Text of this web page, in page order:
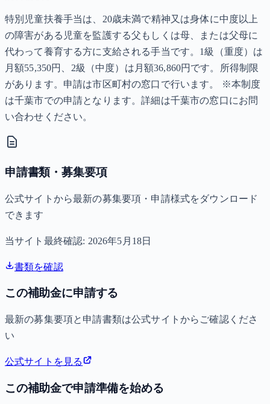
特別児童扶養手当は、20歳未満で精神又は身体に中度以上
の障害がある児童を監護する父もしくは母、または父母に
代わって養育する方に支給される手当です。1級（重度）は
月額55,350円、2級（中度）は月額36,860円です。所得制限
があります。申請は市区町村の窓口で行います。 ※本制度
は千葉市での申請となります。詳細は千葉市の窓口にお問
い合わせください。
申請書類・募集要項
公式サイトから最新の募集要項・申請様式をダウンロード
できます
当サイト最終確認: 2026年5月18日
書類を確認
この補助金に申請する
最新の募集要項と申請書類は公式サイトからご確認くださ
い
公式サイトを見る
この補助金で申請準備を始める